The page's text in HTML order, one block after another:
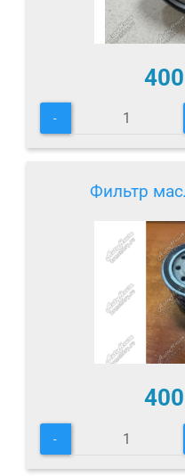
400
-
Фильтр
400
-